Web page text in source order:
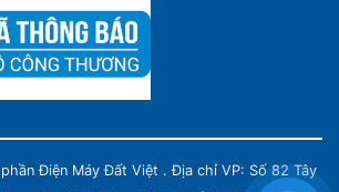
Điện Máy Đất Việt . Địa chỉ VP: Số 82 Tây